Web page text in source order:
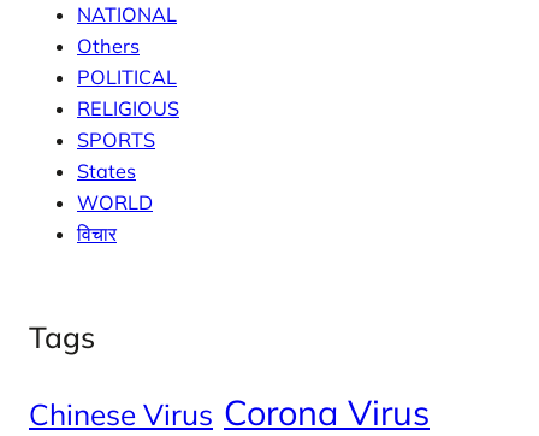
NATIONAL
Others
POLITICAL
RELIGIOUS
SPORTS
States
WORLD
विचार
Tags
Chinese Virus Corona Virus